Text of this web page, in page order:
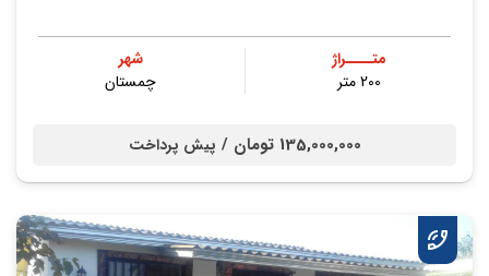
متــــراژ
200 متر
شهر
چمستان
135,000,000 تومان / پیش پرداخت